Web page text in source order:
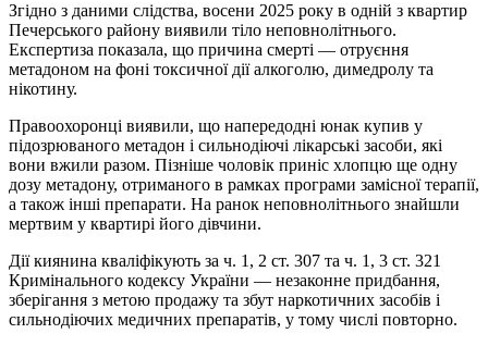
Згідно з даними слідства, восени 2025 року в одній з квартир
Печерського району виявили тіло неповнолітнього.
Експертиза показала, що причина смерті — отруєння
метадоном на фоні токсичної дії алкоголю, димедролу та
нікотину.
Правоохоронці виявили, що напередодні юнак купив у
підозрюваного метадон і сильнодіючі лікарські засоби, які
вони вжили разом. Пізніше чоловік приніс хлопцю ще одну
дозу метадону, отриманого в рамках програми замісної терапії,
а також інші препарати. На ранок неповнолітнього знайшли
мертвим у квартирі його дівчини.
Дії киянина кваліфікують за ч. 1, 2 ст. 307 та ч. 1, 3 ст. 321
Кримінального кодексу України — незаконне придбання,
зберігання з метою продажу та збут наркотичних засобів і
сильнодіючих медичних препаратів, у тому числі повторно.